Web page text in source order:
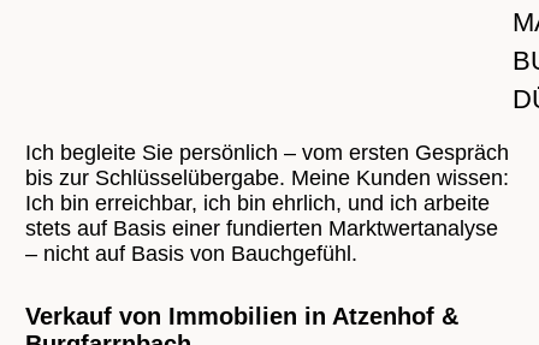
Ich begleite Sie persönlich – vom ersten Gespräch
bis zur Schlüsselübergabe. Meine Kunden wissen:
Ich bin erreichbar, ich bin ehrlich, und ich arbeite
stets auf Basis einer fundierten Marktwertanalyse
– nicht auf Basis von Bauchgefühl.
Verkauf von Immobilien in Atzenhof &